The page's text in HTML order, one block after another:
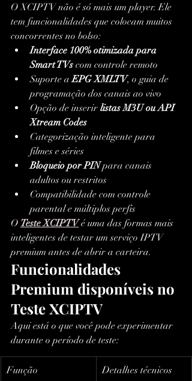
O XCIPTV não é só mais um player. Ele
tem funcionalidades que colocam muitos
concorrentes no bolso:
Interface 100% otimizada para
Smart TVs com controle remoto
Suporte a EPG XMLTV, o guia de
programação dos canais ao vivo
Opção de inserir listas M3U ou API
Xtream Codes
Categorização inteligente para
filmes e séries
Bloqueio por PIN para canais
adultos ou restritos
Compatibilidade com controle
parental e múltiplos perfis
O Teste XCIPTV é uma das formas mais
inteligentes de testar um serviço IPTV
premium antes de abrir a carteira.
Funcionalidades
Premium disponíveis no
Teste XCIPTV
Aqui está o que você pode experimentar
durante o período de teste:
Função Detalhes técnicos